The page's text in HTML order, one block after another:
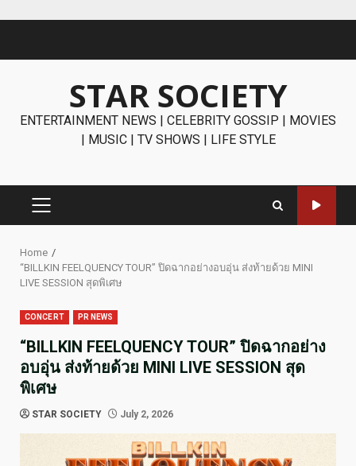
STAR SOCIETY
ENTERTAINMENT NEWS | CELEBRITY GOSSIP | MOVIES
| MUSIC | TV SHOWS | LIFE STYLE
PRIMARY
Home
“BILLKIN FEELQUENCY TOUR” ปิดฉากอย่างอบอุ่น ส่งท้ายด้วย MINI
LIVE SESSION สุดพิเศษ
CONCERT PR NEWS
“BILLKIN FEELQUENCY TOUR” ปิดฉากอย่าง
อบอุ่น ส่งท้ายด้วย MINI LIVE SESSION สุด
พิเศษ
STAR SOCIETY July 2, 2026